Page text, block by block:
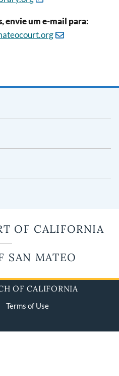
envie um e-mail para:
OF CALIFORNIA
SAN MATEO
OF CALIFORNIA
Terms of Use